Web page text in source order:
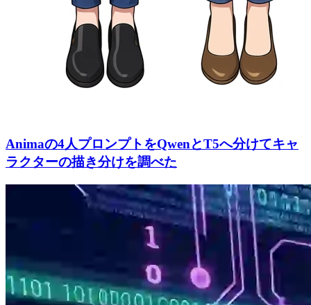
Animaの4人プロンプトをQwenとT5へ分けてキャ
ラクターの描き分けを調べた